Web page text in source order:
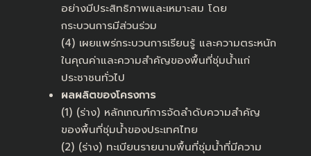
อย่างมีประสิทธิภาพและเหมาะสม โดย
กระบวนการมีส่วนร่วม
(4) เผยแพร่กระบวนการเรียนรู้ และความตระหนัก
ในคุณค่าและความสำคัญของพื้นที่ชุ่มน้ำแก่
ประชาชนทั่วไป
ผลผลิตของโครงการ
(1) (ร่าง) หลักเกณฑ์การจัดลำดับความสำคัญ
ของพื้นที่ชุ่มน้ำของประเทศไทย
(2) (ร่าง) ทะเบียนรายนามพื้นที่ชุ่มน้ำที่มีความ